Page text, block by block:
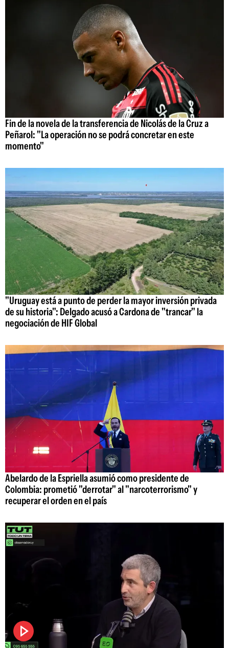
Fin de la novela de la transferencia de Nicolás de la Cruz a
Peñarol: "La operación no se podrá concretar en este
momento"
"Uruguay está a punto de perder la mayor inversión privada
de su historia": Delgado acusó a Cardona de "trancar" la
negociación de HIF Global
Abelardo de la Espriella asumió como presidente de
Colombia: prometió "derrotar" al "narcoterrorismo" y
recuperar el orden en el país